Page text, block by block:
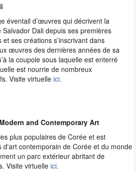
éventail d’œuvres qui décrivent la
Dali depuis ses premières
ses créations s’inscrivant dans
œuvres des dernières années de sa
la coupole sous laquelle est enterré
est nourrie de nombreux
Visite virtuelle ici.
and Contemporary Art
plus populaires de Corée et est
d'art contemporain de Corée et du monde
un parc extérieur abritant de
Visite virtuelle ici.